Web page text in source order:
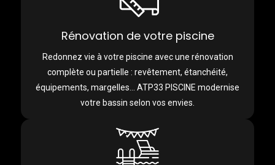
Rénovation de votre piscine
Redonnez vie à votre piscine avec une rénovation
complète ou partielle : revêtement, étanchéité,
équipements, margelles… ATP33 PISCINE modernise
votre bassin selon vos envies.